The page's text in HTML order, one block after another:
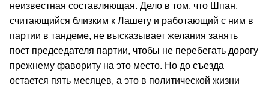
неизвестная составляющая. Дело в том, что Шпан,
считающийся близким к Лашету и работающий с ним в
партии в тандеме, не высказывает желания занять
пост председателя партии, чтобы не перебегать дорогу
прежнему фавориту на это место. Но до съезда
остается пять месяцев, а это в политической жизни